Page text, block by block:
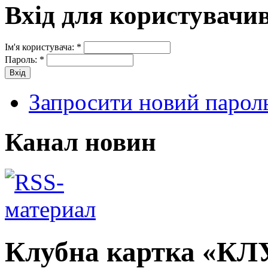
Вхід для
Ім'я користувача: *
Пароль: *
Запросити новий
Канал новин
Клубна картка